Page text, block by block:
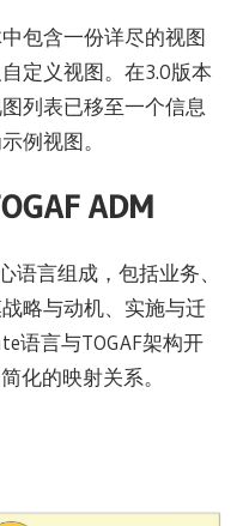
包含一份详尽的视图
定义视图。在3.0版本
列表已移至一个信息
例视图。
ADM
语言组成，包括业务、
略与动机、实施与迁
语言与TOGAF架构开
化的映射关系。